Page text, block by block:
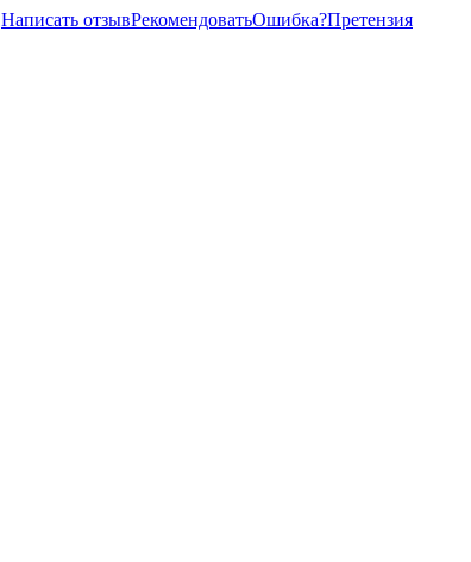
Написать отзывРекомендоватьОшибка?Претензия